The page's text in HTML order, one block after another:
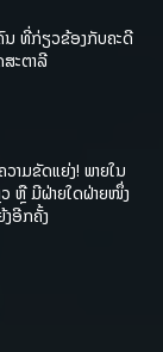
ນ ທີ່ກ່ຽວຂ້ອງກັບຄະດີ
ະຕາລີ
າມຂັດແຍ່ງ! ພາຍໃນ
ຫຼື ມີຝ່າຍໃດຝ່າຍໜຶ່ງ
ອີກຄັ້ງ